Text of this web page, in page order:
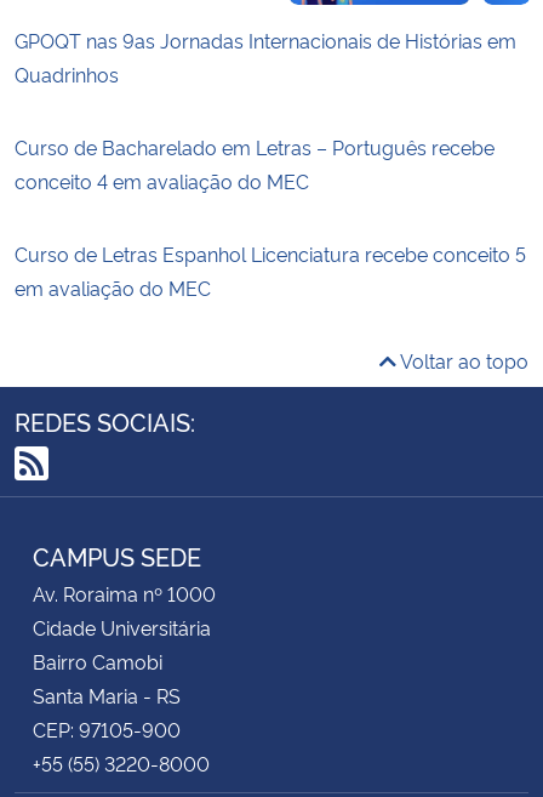
Planalto
GPOQT nas 9as Jornadas Internacionais de Histórias em
Quadrinhos
Curso de Bacharelado em Letras – Português recebe
conceito 4 em avaliação do MEC
Curso de Letras Espanhol Licenciatura recebe conceito 5
em avaliação do MEC
Voltar ao topo
REDES SOCIAIS:
RSS
CAMPUS SEDE
Av. Roraima nº 1000
Cidade Universitária
Bairro Camobi
Santa Maria - RS
CEP: 97105-900
+55 (55) 3220-8000